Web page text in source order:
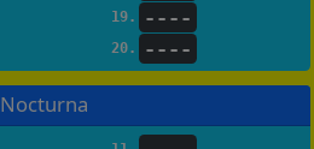
19. ----
20. ----
Nocturna